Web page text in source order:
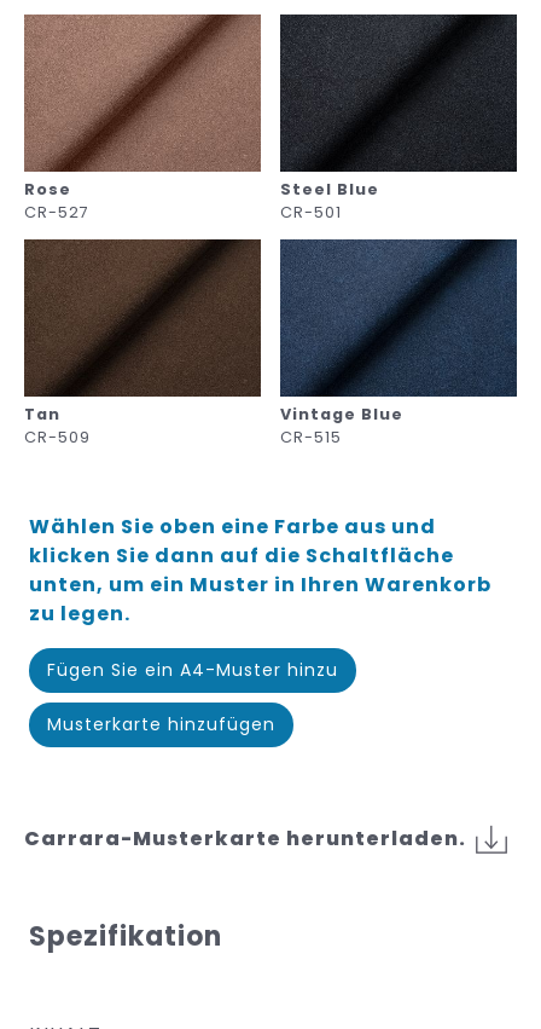
Rose
CR-527
Steel Blue
CR-501
Tan
CR-509
Vintage Blue
CR-515
Wählen Sie oben eine Farbe aus und
klicken Sie dann auf die Schaltfläche
unten, um ein Muster in Ihren Warenkorb
zu legen.
Fügen Sie ein A4-Muster hinzu
Musterkarte hinzufügen
Carrara-Musterkarte herunterladen.
Spezifikation